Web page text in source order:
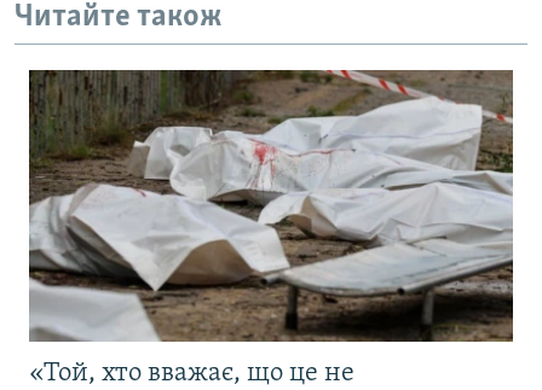
Читайте також
«Той, хто вважає, що це не